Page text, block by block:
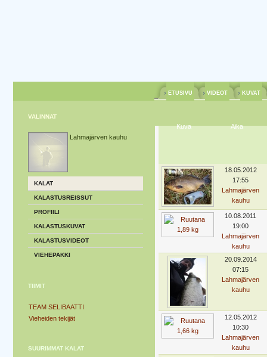
ETUSIVU VIDEOT KUVAT
VALINNAT
Lahmajärven kauhu
KALAT
KALASTUSREISSUT
PROFIILI
KALASTUSKUVAT
KALASTUSVIDEOT
VIEHEPAKKI
TIIMIT
TEAM SELIBAATTI
Vieheiden tekijät
SUURIMMAT KALAT
Kuva Aika
18.05.2012
17:55
Lahmajärven
kauhu
10.08.2011
19:00
Lahmajärven
kauhu
20.09.2014
07:15
Lahmajärven
kauhu
12.05.2012
10:30
Lahmajärven
kauhu